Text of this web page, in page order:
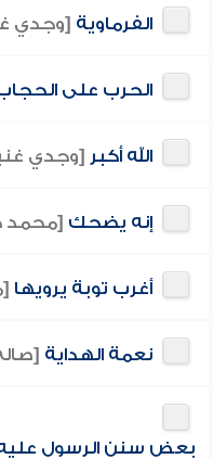
الفرماوية [وجدي
الحرب على
الله أكبر [وجدي
إنه يضحك [محمد
أغرب توبة يرويها
نعمة الهداية
بعض سنن الرسول عليه